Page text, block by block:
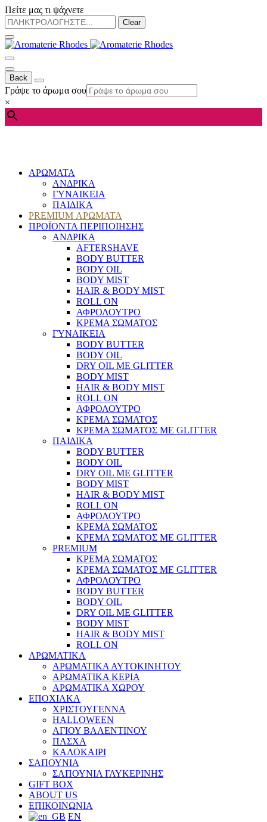
Πείτε μας τι ψάχνετε
Clear
Back
Γράψε το άρωμα σου
×
ΑΡΩΜΑΤΑ
ΑΝΔΡΙΚΑ
ΓΥΝΑΙΚΕΙΑ
ΠΑΙΔΙΚΑ
PREMIUM ΑΡΩΜΑΤΑ
ΠΡΟΪΟΝΤΑ ΠΕΡΙΠΟΙΗΣΗΣ
ΑΝΔΡΙΚΑ
AFTERSHAVE
BODY BUTTER
BODY OIL
BODY MIST
HAIR & BODY MIST
ROLL ON
ΑΦΡΟΛΟΥΤΡΟ
ΚΡΕΜΑ ΣΩΜΑΤΟΣ
ΓΥΝΑΙΚΕΙΑ
BODY BUTTER
BODY OIL
DRY OIL ΜΕ GLITTER
BODY MIST
HAIR & BODY MIST
ROLL ON
ΑΦΡΟΛΟΥΤΡΟ
ΚΡΕΜΑ ΣΩΜΑΤΟΣ
ΚΡΕΜΑ ΣΩΜΑΤΟΣ ΜΕ GLITTER
ΠΑΙΔΙΚΑ
BODY BUTTER
BODY OIL
DRY OIL ΜΕ GLITTER
BODY MIST
HAIR & BODY MIST
ROLL ON
ΑΦΡΟΛΟΥΤΡΟ
ΚΡΕΜΑ ΣΩΜΑΤΟΣ
ΚΡΕΜΑ ΣΩΜΑΤΟΣ ΜΕ GLITTER
PREMIUM
ΚΡΕΜΑ ΣΩΜΑΤΟΣ
ΚΡΕΜΑ ΣΩΜΑΤΟΣ ΜΕ GLITTER
ΑΦΡΟΛΟΥΤΡΟ
BODY BUTTER
BODY OIL
DRY OIL ΜΕ GLITTER
BODY MIST
HAIR & BODY MIST
ROLL ON
ΑΡΩΜΑΤΙΚΑ
ΑΡΩΜΑΤΙΚΑ ΑΥΤΟΚΙΝΗΤΟΥ
ΑΡΩΜΑΤΙΚΑ ΚΕΡΙΑ
ΑΡΩΜΑΤΙΚΑ ΧΩΡΟΥ
ΕΠΟΧΙΑΚΑ
ΧΡΙΣΤΟΥΓΕΝΝΑ
HALLOWEEN
ΑΓΙΟΥ ΒΑΛΕΝΤΙΝΟΥ
ΠΑΣΧΑ
ΚΑΛΟΚΑΙΡΙ
ΣΑΠΟΥΝΙΑ
ΣΑΠΟΥΝΙΑ ΓΛΥΚΕΡΙΝΗΣ
GIFT BOX
ABOUT US
ΕΠΙΚΟΙΝΩΝΙΑ
EN